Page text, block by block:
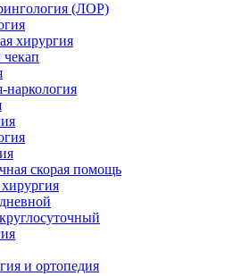
(ЛОР)
хирургия
наркология
скорая помощь
и ортопедия